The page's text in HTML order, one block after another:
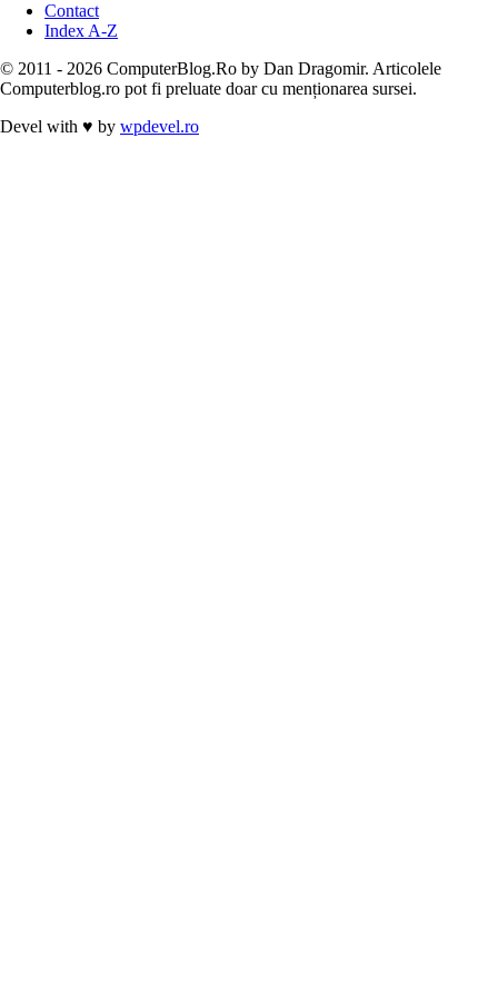
Contact
Index A-Z
© 2011 - 2026 ComputerBlog.Ro by Dan Dragomir. Articolele
Computerblog.ro pot fi preluate doar cu menționarea sursei.
Devel with ♥ by wpdevel.ro